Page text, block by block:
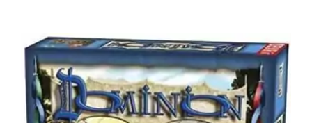
de
Cartas
en
Español
cantidad